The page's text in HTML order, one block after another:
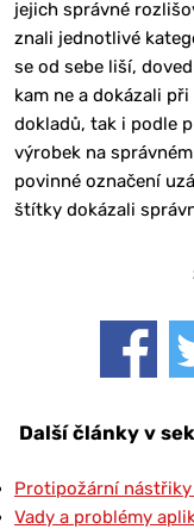
jejich správné
znali jednotlivé
se od sebe liší,
kam ne a dokázali
dokladů, tak i podle
výrobek na
povinné označení
štítky dokázali
Další články v
Protipožární
Vady a problémy